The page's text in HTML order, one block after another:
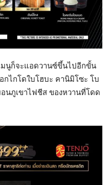
มนูก็จะแอดวานซ์ขึ้นไปอีกขั้น
กไกโดใบโฮบะ คานิมิโซะ โบ
นภูเขาไฟชีส ของหวานที่โดด